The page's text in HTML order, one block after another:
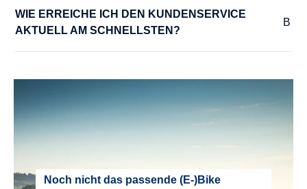
50 cm, 54 cm, 58 cm
REMOTE :
RÜCKTRITTBREMSE :
SCHALTUNGSTYP :
WIE ERREICHE ICH DEN KUNDENSERVICE
AKTUELL AM SCHNELLSTEN?
Noch nicht das passende (E-)Bike